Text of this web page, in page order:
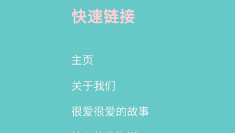
快速链接
主页
关于我们
很爱很爱的故事